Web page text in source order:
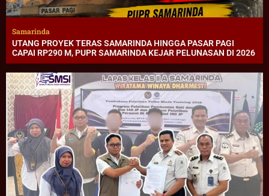
Samarinda
UTANG PROYEK TERAS SAMARINDA HINGGA PASAR PAGI
CAPAI RP290 M, PUPR SAMARINDA KEJAR PELUNASAN DI 2026